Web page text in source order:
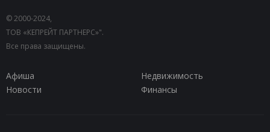
© 2000-2024,
ТОВ «КЕПРЕЙТ ПАРТНЕРС»".
Все права защищены.
Афиша
Недвижимость
Новости
Финансы